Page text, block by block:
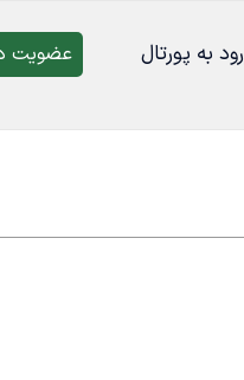
به پورتال عضویت